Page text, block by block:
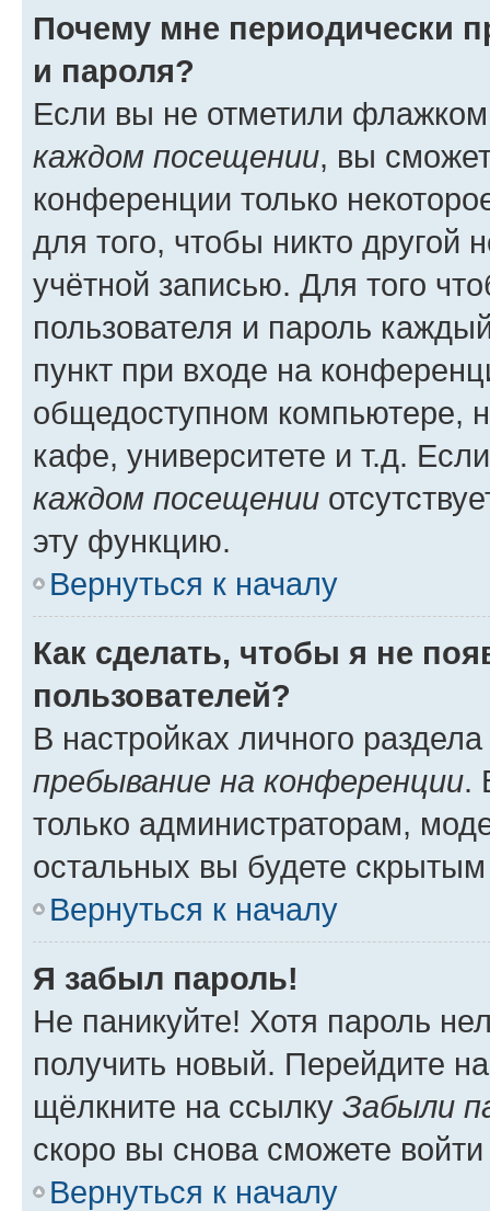
Почему мне периодически
и пароля?
Если вы не отметили
каждом посещении, вы
конференции только
для того, чтобы никто другой
учётной записью. Для того
пользователя и пароль
пункт при входе на
общедоступном компьютере,
кафе, университете и т.д.
каждом посещении
эту функцию.
Вернуться к началу
Как сделать, чтобы я не
пользователей?
В настройках личного
пребывание на конференции.
только администраторам,
остальных вы будете
Вернуться к началу
Я забыл пароль!
Не паникуйте! Хотя пароль
получить новый. Перейдите
щёлкните на ссылку Забыли
скоро вы снова сможете
Вернуться к началу